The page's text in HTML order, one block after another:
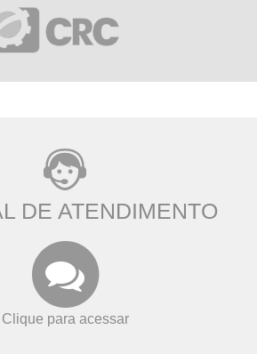
DE ATENDIMENTO
Clique para acessar